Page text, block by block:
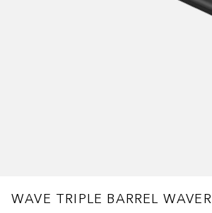
WAVE TRIPLE BARREL WAVER